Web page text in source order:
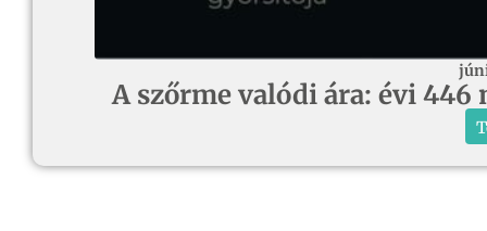
A szőrme valódi ára: évi